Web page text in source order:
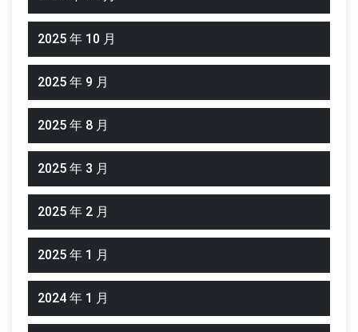
2025 年 10 月
2025 年 9 月
2025 年 8 月
2025 年 3 月
2025 年 2 月
2025 年 1 月
2024 年 1 月